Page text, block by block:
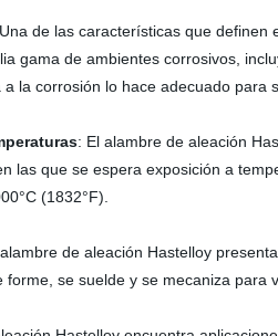
de las características que definen
gama de ambientes corrosivos,
la corrosión lo hace adecuado
: El alambre de aleación
las que se espera exposición a
(1832°F).
de aleación Hastelloy
se suelde y se mecaniza para